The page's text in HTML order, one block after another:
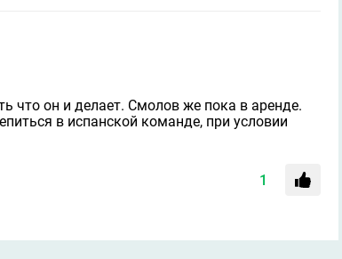
что он и делает. Смолов же пока в аренде.
в испанской команде, при условии
1